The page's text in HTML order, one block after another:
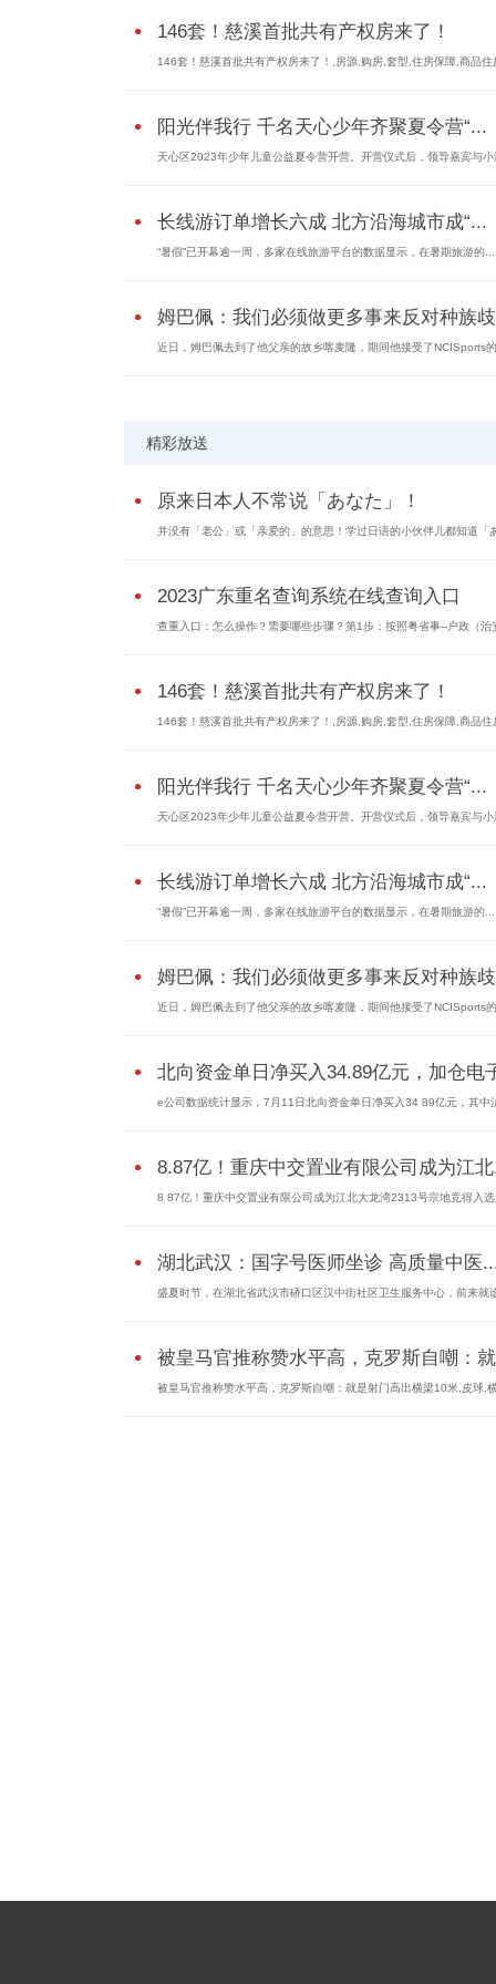
146套！慈溪首批共有产权房来了！
146套！慈溪首批共有产权房来了！,房源,购房,套型,住房保障,商品住
阳光伴我行 千名天心少年齐聚夏令营“...
天心区2023年少年儿童公益夏令营开营。开营仪式后，领导嘉宾与小
长线游订单增长六成 北方沿海城市成“...
“暑假”已开幕逾一周，多家在线旅游平台的数据显示，在暑期旅游的...
姆巴佩：我们必须做更多事来反对种族
近日，姆巴佩去到了他父亲的故乡喀麦隆，期间他接受了NCISports
精彩放送
原来日本人不常说「あなた」！
并没有「老公」或「亲爱的」的意思！学过日语的小伙伴儿都知道「
2023广东重名查询系统在线查询入口
查重入口：怎么操作？需要哪些步骤？第1步：按照粤省事--户政（治
146套！慈溪首批共有产权房来了！
146套！慈溪首批共有产权房来了！,房源,购房,套型,住房保障,商品住
阳光伴我行 千名天心少年齐聚夏令营“...
天心区2023年少年儿童公益夏令营开营。开营仪式后，领导嘉宾与小
长线游订单增长六成 北方沿海城市成“...
“暑假”已开幕逾一周，多家在线旅游平台的数据显示，在暑期旅游的...
姆巴佩：我们必须做更多事来反对种族
近日，姆巴佩去到了他父亲的故乡喀麦隆，期间他接受了NCISports
北向资金单日净买入34.89亿元，加仓电
e公司数据统计显示，7月11日北向资金单日净买入34 89亿元，其中
8.87亿！重庆中交置业有限公司成为江
8 87亿！重庆中交置业有限公司成为江北大龙湾2313号宗地竞得入选
湖北武汉：国字号医师坐诊 高质量中医
盛夏时节，在湖北省武汉市硚口区汉中街社区卫生服务中心，前来就
被皇马官推称赞水平高，克罗斯自嘲：
被皇马官推称赞水平高，克罗斯自嘲：就是射门高出横梁10米,皮球,